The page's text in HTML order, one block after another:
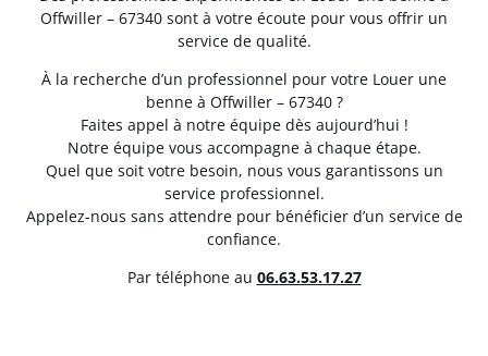
Offwiller – 67340 sont à votre écoute pour vous offrir un
service de qualité.
À la recherche d’un professionnel pour votre Louer une
benne à Offwiller – 67340 ?
Faites appel à notre équipe dès aujourd’hui !
Notre équipe vous accompagne à chaque étape.
Quel que soit votre besoin, nous vous garantissons un
service professionnel.
Appelez-nous sans attendre pour bénéficier d’un service de
confiance.
Par téléphone au 06.63.53.17.27